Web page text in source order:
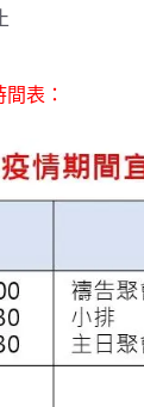
表：